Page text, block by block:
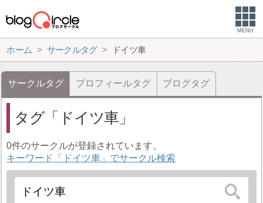
MENU
ホーム サークルタグ ドイツ車
サークルタグ プロフィールタグ ブログタグ
タグ ドイツ車
0件のサークルが登録されています。
キーワード「ドイツ車」でサークル検索